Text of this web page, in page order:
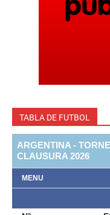
TABLA DE FUTBOL